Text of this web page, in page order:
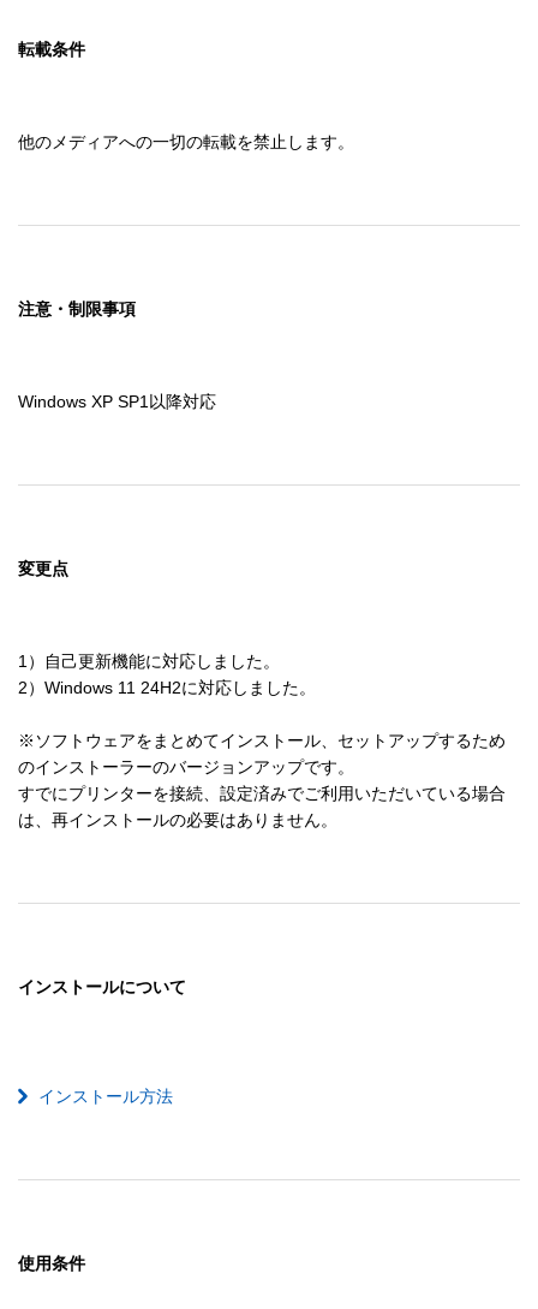
転載条件
他のメディアへの一切の転載を禁止します。
注意・制限事項
Windows XP SP1以降対応
変更点
1）自己更新機能に対応しました。
2）Windows 11 24H2に対応しました。
※ソフトウェアをまとめてインストール、セットアップするため
のインストーラーのバージョンアップです。
すでにプリンターを接続、設定済みでご利用いただいている場合
は、再インストールの必要はありません。
インストールについて
インストール方法
使用条件